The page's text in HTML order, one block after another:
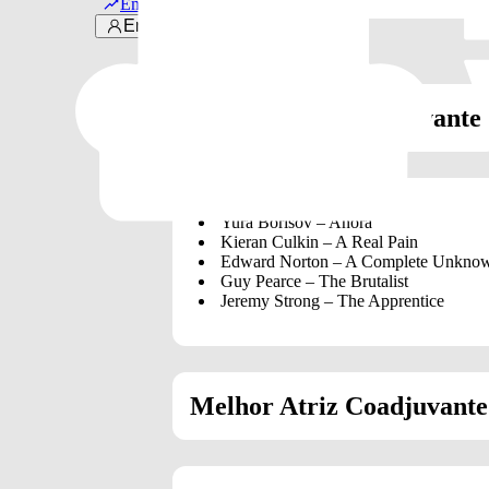
Entrar
Melhor Ator Coadjuvante
Yura Borisov – Anora
Kieran Culkin – A Real Pain
Edward Norton – A Complete
Guy Pearce – The Brutalist
Jeremy Strong – The Apprentice
Melhor Atriz Coadjuvante